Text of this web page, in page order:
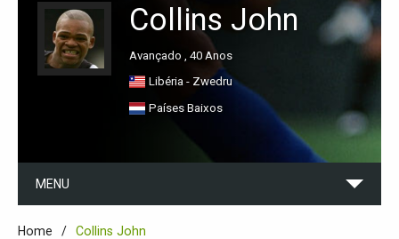
Collins John
Avançado , 40 Anos
Libéria - Zwedru
Países Baixos
MENU
Home Collins John